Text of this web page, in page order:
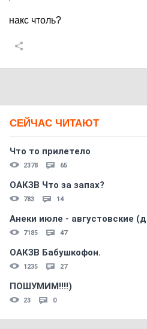
накс чтоль?
СЕЙЧАС ЧИТАЮТ
Что то прилетело
2378 65
ОАКЗВ Что за запах?
783 14
Анеки июле - августовские
7185 47
ОАКЗВ Бабушкофон.
1235 27
ПОШУМИМ!!!!)
23 0